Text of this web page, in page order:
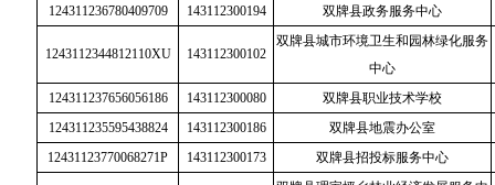
124311236780409709
143112300194 双牌县政务服务中心
1243112344812110XU 143112300102
双牌县城市环境卫生和园林绿化服务
中心
124311237656056186
143112300080
双牌县职业技术学校
124311235595438824
143112300186
双牌县地震办公室
12431123770068271P
143112300173 双牌县招投标服务中心